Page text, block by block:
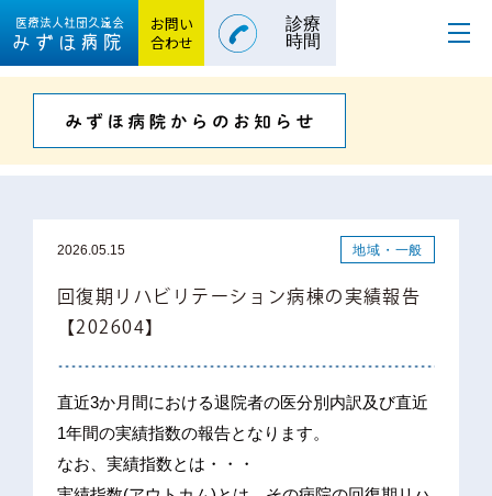
医療法人社団久遠会
みずほ病院
お問い
合わせ
診療
時間
2026.05.15 地域・一般
回復期リハビリテーション病棟の実績報告
【202604】
直近3か月間における退院者の医分別内訳及び直近
1年間の実績指数の報告となります。
なお、実績指数とは・・・